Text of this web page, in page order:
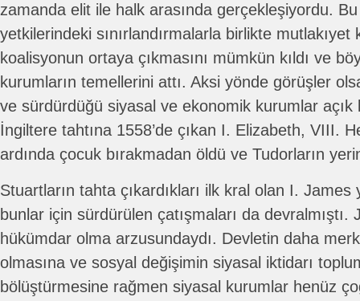
zamanda elit ile halk arasında gerçekleşiyordu.
yetkilerindeki sınırlandırmalarla birlikte mutlakıyet
koalisyonun ortaya çıkmasını mümkün kıldı ve
kurumların temellerini attı. Aksi yönde görüşler
ve sürdürdüğü siyasal ve ekonomik kurumlar
İngiltere tahtına 1558’de çıkan I. Elizabeth, VIII.
ardında çocuk bırakmadan öldü ve Tudorların
Stuartların tahta çıkardıkları ilk kral olan I. James
bunlar için sürdürülen çatışmaları da devralmıştı.
hükümdar olma arzusundaydı. Devletin daha
olmasına ve sosyal değişimin siyasal iktidarı
bölüştürmesine rağmen siyasal kurumlar henüz